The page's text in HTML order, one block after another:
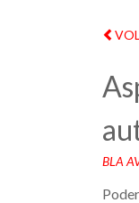
BLA